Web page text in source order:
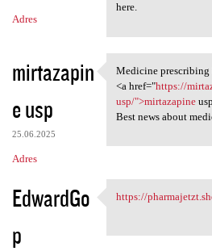
Adres
here.
mirtazapin
e usp
25.06.2025
Adres
Medicine
Medicine prescribing
<a href="https://
usp/">mirtazapine
Best news about
EdwardGo
p
https://
https://